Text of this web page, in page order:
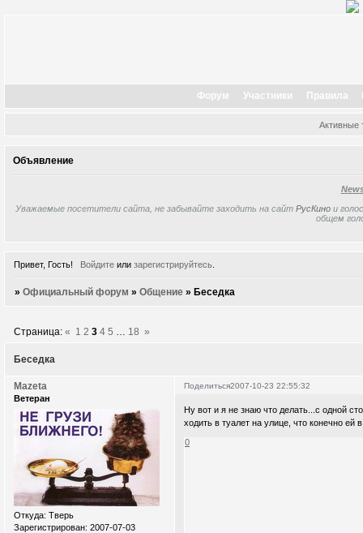
Форум Участники Правила
Активные
Объявление
Уважаемые посетители сайта, не забывайте заходить на сайт РусКино и
общем
Привет, Гость! Войдитеили зарегистрируйтесь.
»Официальный форум »Общение »Беседка
Беседка
Страница:« 1 2 3 4 5 … 18 »
Поделиться2007-10-23 22:55:32
Mazeta
Ветеран
Откуда: Тверь
Зарегистрирован: 2007-07-03
Ну вот и я не знаю что делать...с одной
ходить в туалет на улице, что конечно ей
0